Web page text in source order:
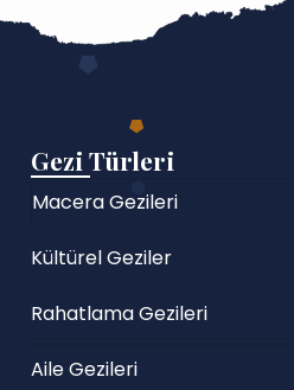
Gezi Türleri
Macera Gezileri
Kültürel Geziler
Rahatlama Gezileri
Aile Gezileri